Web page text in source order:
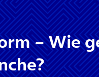
– Wie